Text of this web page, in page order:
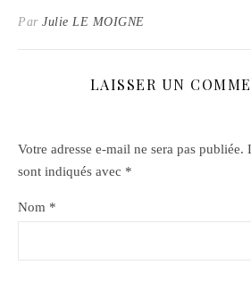
Par Julie LE MOIGNE
LAISSER UN
Votre adresse e-mail ne sera pas publiée.
sont indiqués avec *
Nom *